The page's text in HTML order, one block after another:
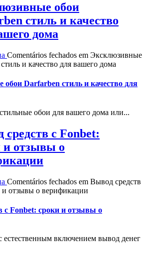
обои
стиль и качество
дома
Comentários fechados em Эксклюзивные
и качество для вашего дома
обои Darfarben стиль и качество для
обои для вашего дома или...
средств с Fonbet:
и отзывы о
Comentários fechados em Вывод средств
и отзывы о верификации
с Fonbet: сроки и отзывы о
естественным включением вывод денег